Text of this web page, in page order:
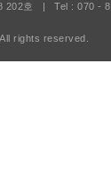
202호 | Tel : 070 -
All rights reserved.